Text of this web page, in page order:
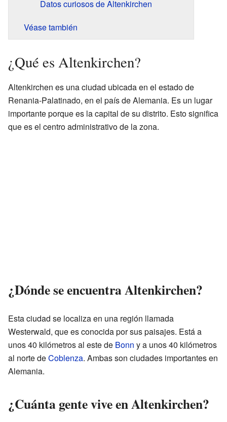
Datos curiosos de Altenkirchen
Véase también
¿Qué es Altenkirchen?
Altenkirchen es una ciudad ubicada en el estado de
Renania-Palatinado, en el país de Alemania. Es un lugar
importante porque es la capital de su distrito. Esto significa
que es el centro administrativo de la zona.
¿Dónde se encuentra Altenkirchen?
Esta ciudad se localiza en una región llamada
Westerwald, que es conocida por sus paisajes. Está a
unos 40 kilómetros al este de Bonn y a unos 40 kilómetros
al norte deCoblenza. Ambas son ciudades importantes en
Alemania.
¿Cuánta gente vive en Altenkirchen?